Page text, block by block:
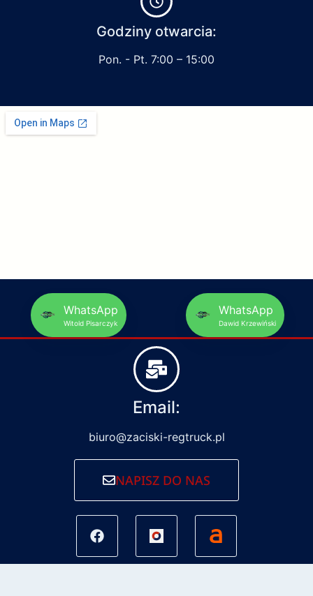
Godziny otwarcia:
Pon. - Pt. 7:00 – 15:00
WhatsApp
Witold Pisarczyk
WhatsApp
Dawid Krzewiński
Email:
biuro@zaciski-regtruck.pl
NAPISZ DO NAS